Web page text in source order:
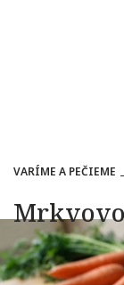
VARÍME A PEČIEME